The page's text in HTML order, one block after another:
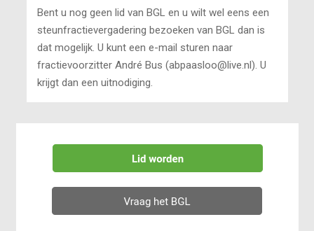
Bent u nog geen lid van BGL en u wilt wel eens een
steunfractievergadering bezoeken van BGL dan is
dat mogelijk. U kunt een e-mail sturen naar
fractievoorzitter André Bus (abpaasloo@live.nl). U
krijgt dan een uitnodiging.